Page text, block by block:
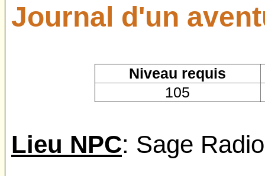
Journal d'un
Niveau requis
105
Lieu NPC: Sage